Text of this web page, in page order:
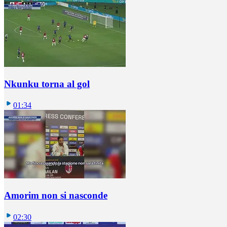
Nkunku torna al gol
01:34
Amorim non si nasconde
02:30